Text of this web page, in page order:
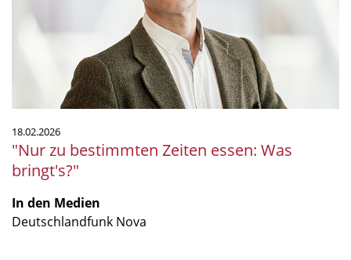
18.02.2026
"Nur zu bestimmten Zeiten essen: Was
bringt's?"
In den Medien
Deutschlandfunk Nova